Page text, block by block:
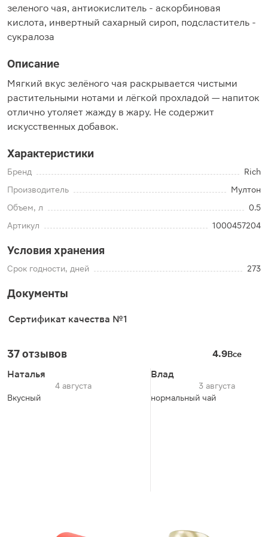
зеленого чая, антиокислитель - аскорбиновая
кислота, инвертный сахарный сироп, подсластитель -
сукралоза
Описание
Мягкий вкус зелёного чая раскрывается чистыми
растительными нотами и лёгкой прохладой — напиток
отлично утоляет жажду в жару. Не содержит
искусственных добавок.
Характеристики
Бренд
Rich
Производитель
Мултон
Объем, л
0.5
Артикул
1000457204
Условия хранения
Срок годности, дней 273
Документы
Сертификат качества №1
37 отзывов 4.9Все
Наталья
4 августа
Вкусный
Влад
3 августа
нормальный чай